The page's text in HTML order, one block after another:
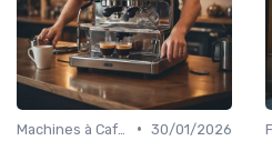
• 30/01/2026